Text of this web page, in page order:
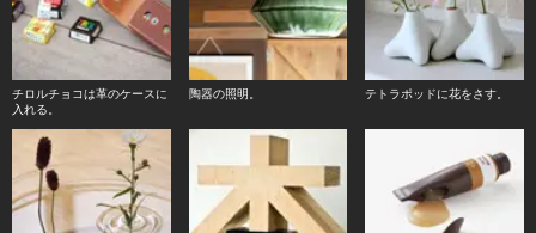
チロルチョコは革のケースに
入れる。
陶器の照明。 テトラポッドに花をさす。